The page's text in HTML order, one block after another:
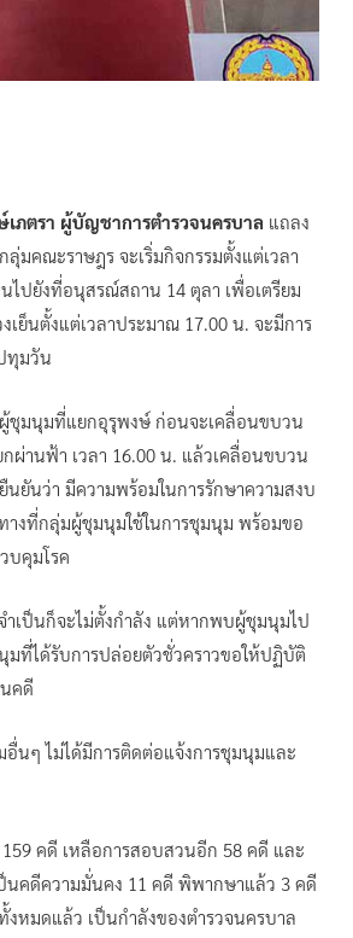
ภตรา ผู้บัญชาการตำรวจนครบาล แถลง
มคณะราษฎร จะเริ่มกิจกรรมตั้งแต่เวลา
ปยังที่อนุสรณ์สถาน 14 ตุลา เพื่อเตรียม
ย็นตั้งแต่เวลาประมาณ 17.00 น. จะมีการ
ทุมวัน
ชุมนุมที่แยกอุรุพงษ์ ก่อนจะเคลื่อนขบวน
านฟ้า เวลา 16.00 น. แล้วเคลื่อนขบวน
ยันว่า มีความพร้อมในการรักษาความสงบ
างที่กลุ่มผู้ชุมนุมใช้ในการชุมนุม พร้อมขอ
บคุมโรค
ำเป็นก็จะไม่ตั้งกำลัง แต่หากพบผู้ชุมนุมไป
ที่ได้รับการปล่อยตัวชั่วคราวขอให้ปฏิบัติ
คดี
นๆ ไม่ได้มีการติดต่อแจ้งการชุมนุมและ
คดี เหลือการสอบสวนอีก 58 คดี และ
นคดีความมั่นคง 11 คดี พิพากษาแล้ว 3 คดี
หมดแล้ว เป็นกำลังของตำรวจนครบาล